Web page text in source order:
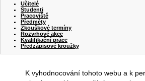
Učitelé
Studenti
Pracoviště
Předměty
Zkouškové termíny
Rozvrhové akce
Kvalifikační práce
Předzápisové kroužky
K vyhodnocování tohoto webu a k